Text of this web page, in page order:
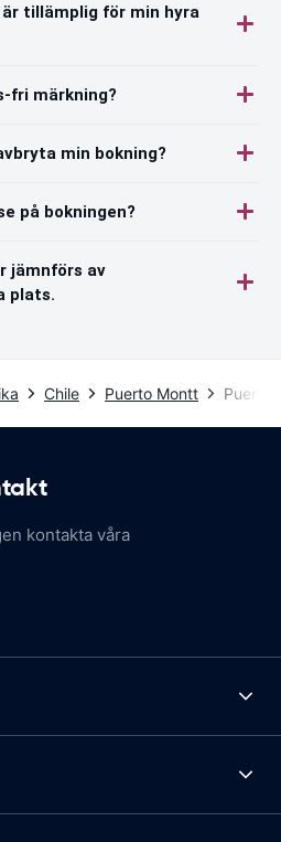
tillämplig för min hyra
fri märkning?
min bokning?
på bokningen?
jämnförs av
plats.
Chile Puerto Montt Puerto
kontakta våra